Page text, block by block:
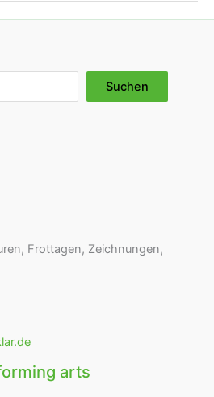
Suchen
Frottagen, Zeichnungen,
arts